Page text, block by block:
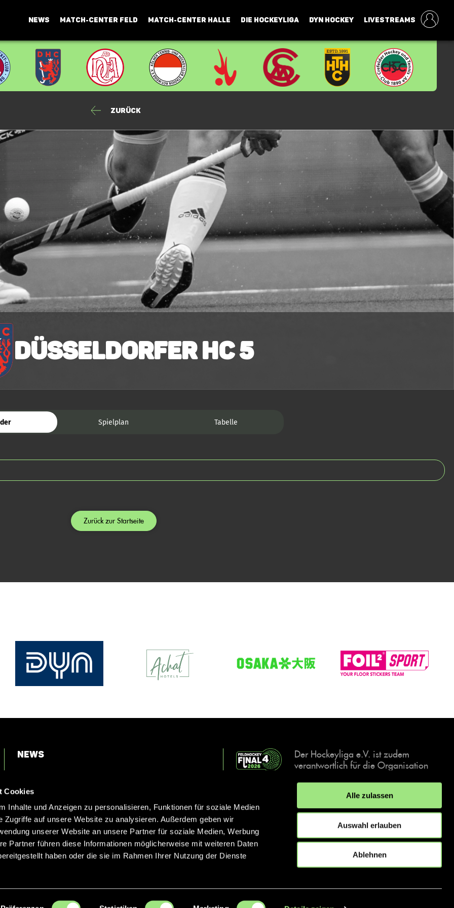
Cookies
Inhalte und Anzeigen zu personalisieren, Funktionen für soziale Medien
Zugriffe auf unsere Website zu analysieren. Außerdem geben wir
unserer Website an unsere Partner für soziale Medien, Werbung
Partner führen diese Informationen möglicherweise mit weiteren Daten
haben oder die sie im Rahmen Ihrer Nutzung der Dienste
Alle zulassen
Auswahl erlauben
Ablehnen
NEWS MATCH-CENTER FELD MATCH-CENTER HALLE DIE HOCKEYLIGA DYN HOCKEY LIVESTREAMS
Zurück
Düsseldorfer HC 5
Spielplan Tabelle
Zurück zur Startseite
News
Kontakt
Der Hockeyliga e.V. ist zudem
verantwortlich für die Organisation
Events, der deutschen Hockey-
Meisterschaften.
IMPRESSUM DATENSCHUTZERKLÄRUNG
© 2026 hockey.de